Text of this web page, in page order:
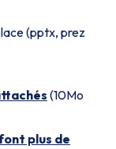
(pptx, prez
(10Mo
plus de